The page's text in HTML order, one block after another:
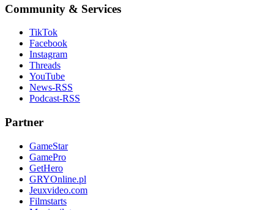
Community & Services
TikTok
Facebook
Instagram
Threads
YouTube
News-RSS
Podcast-RSS
Partner
GameStar
GamePro
GetHero
GRYOnline.pl
Jeuxvideo.com
Filmstarts